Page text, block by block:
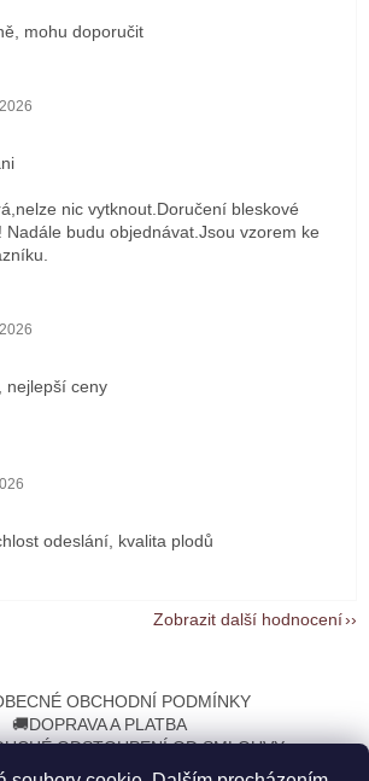
mohu doporučit
obchodu je 5 z 5 hvězdiček.
nic vytknout.Doručení bleskové
budu objednávat.Jsou vzorem ke
obchodu je 5 z 5 hvězdiček.
nejlepší ceny
obchodu je 5 z 5 hvězdiček.
odeslání, kvalita plodů
Zobrazit další hodnocení
OBCHODNÍ PODMÍNKY
🚚DOPRAVA A PLATBA
ODSTOUPENÍ OD SMLOUVY